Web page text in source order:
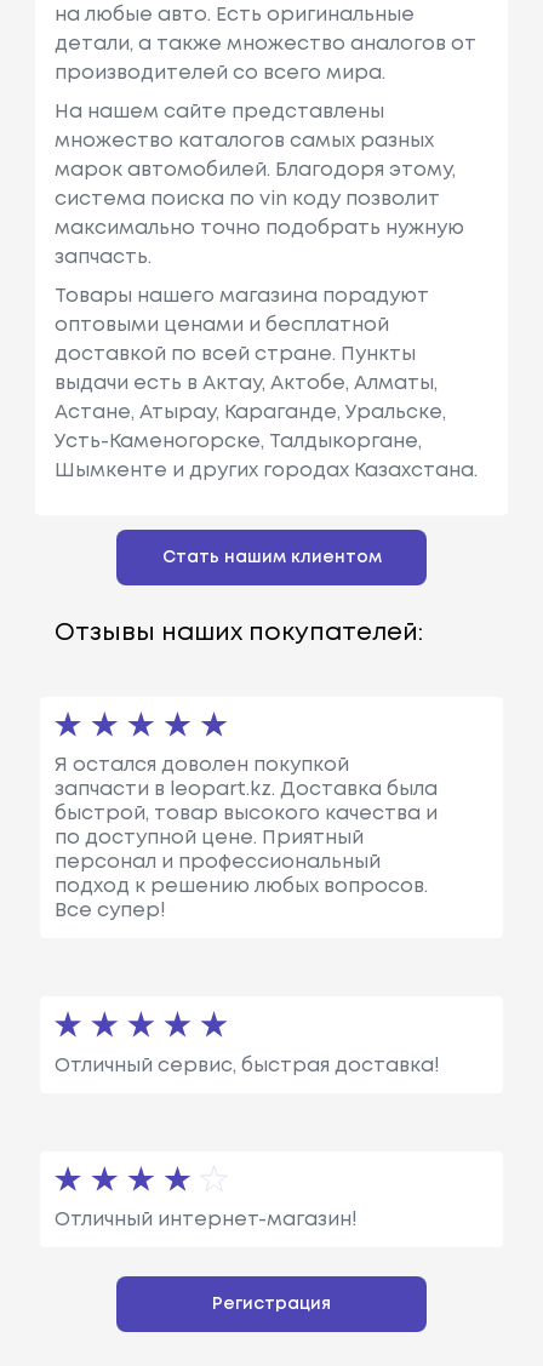
на любые авто. Есть оригинальные
детали, а также множество аналогов от
производителей со всего мира.
На нашем сайте представлены
множество каталогов самых разных
марок автомобилей. Благодоря этому,
система поиска по vin коду позволит
максимально точно подобрать нужную
запчасть.
Товары нашего магазина порадуют
оптовыми ценами и бесплатной
доставкой по всей стране. Пункты
выдачи есть в Актау, Актобе, Алматы,
Астане, Атырау, Караганде, Уральске,
Усть-Каменогорске, Талдыкоргане,
Шымкенте и других городах Казахстана.
Стать нашим клиентом
Отзывы наших покупателей:
Я остался доволен покупкой
запчасти в leopart.kz. Доставка была
быстрой, товар высокого качества и
по доступной цене. Приятный
персонал и профессиональный
подход к решению любых вопросов.
Все супер!
Отличный сервис, быстрая доставка!
Отличный интернет-магазин!
Регистрация